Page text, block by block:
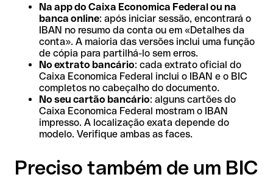
Na app do Caixa Economica Federal ou na
banca online: após iniciar sessão, encontrará o
IBAN no resumo da conta ou em «Detalhes da
conta». A maioria das versões inclui uma função
de cópia para partilhá-lo sem erros.
No extrato bancário: cada extrato oficial do
Caixa Economica Federal inclui o IBAN e o BIC
completos no cabeçalho do documento.
No seu cartão bancário: alguns cartões do
Caixa Economica Federal mostram o IBAN
impresso. A localização exata depende do
modelo. Verifique ambas as faces.
Preciso também de um BIC